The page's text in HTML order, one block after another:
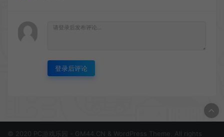
登录后评论
© 2020 PC游戏乐园 - GM44.CN & WordPress Theme. All rights